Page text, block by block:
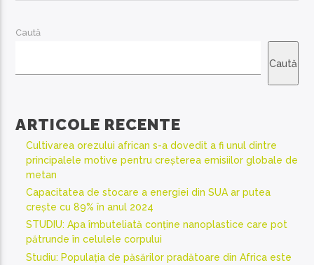
Caută
Caută
ARTICOLE RECENTE
Cultivarea orezului african s-a dovedit a fi unul dintre
principalele motive pentru creșterea emisiilor globale de
metan
Capacitatea de stocare a energiei din SUA ar putea
crește cu 89% în anul 2024
STUDIU: Apa îmbuteliată conține nanoplastice care pot
pătrunde în celulele corpului
Studiu: Populația de păsărilor pradătoare din Africa este